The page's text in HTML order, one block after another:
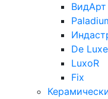
ВидАрт
De Luxe
LuxoR
Fix